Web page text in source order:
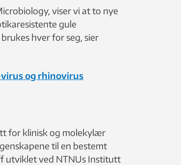
viser vi at to nye
gule
hver for seg, sier
og rhinovirus
for klinisk og molekylær
til en bestemt
utviklet ved NTNUs Institutt